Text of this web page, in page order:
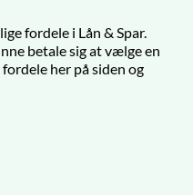
fordele i Lån & Spar.
betale sig at vælge en
fordele her på siden og